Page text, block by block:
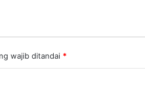
s
A
wajib ditandai *